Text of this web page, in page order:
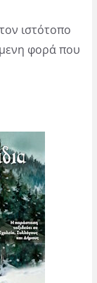
ιστότοπο
φορά που